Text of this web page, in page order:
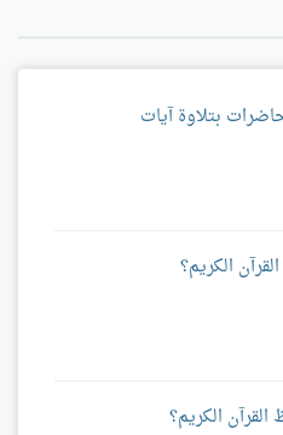
بتلاوة آيات
الكريم؟
الكريم؟